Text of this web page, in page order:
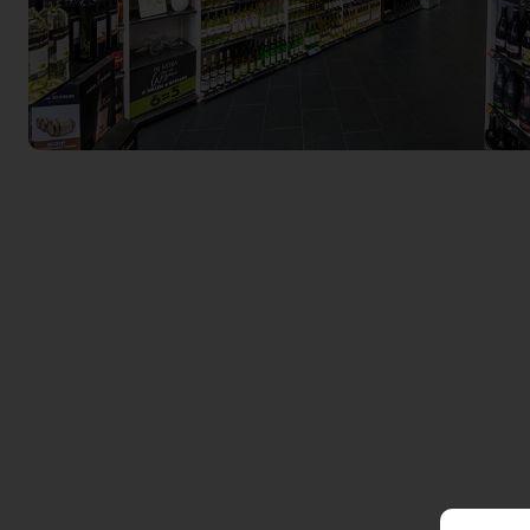
Voordelen Mitra Member
Klantenservice